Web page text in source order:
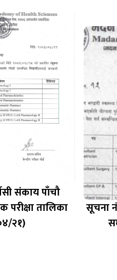
संकाय पाँचौ
परीक्षा तालिका
२१)
सूचना